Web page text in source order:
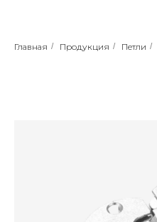
Главная / Продукция / Петли /